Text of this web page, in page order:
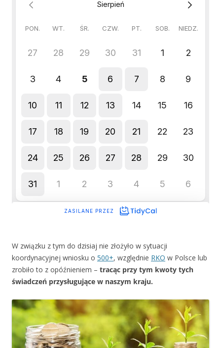
W związku z tym do dzisiaj nie złożyło w sytuacji
koordynacyjnej wniosku o 500+, względnie RKO w Polsce lub
zrobiło to z opóźnieniem – tracąc przy tym kwoty tych
świadczeń przysługujące w naszym kraju.